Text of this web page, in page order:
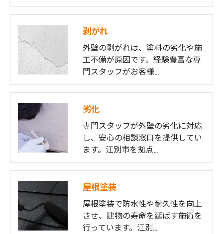
剥がれ
外壁の剥がれは、塗料の劣化や施
工不備が原因です。経験豊富な専
門スタッフがお客様…
劣化
専門スタッフが外壁の劣化に対応
し、安心の相談窓口を提供してい
ます。江別市を拠点…
屋根塗装
屋根塗装で防水性や耐久性を向上
させ、建物の寿命を延ばす施術を
行っています。江別…